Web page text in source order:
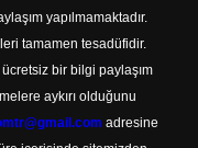
yapılmamaktadır.
tamamen tesadüfidir.
bir bilgi paylaşım
aykırı olduğunu
adresine